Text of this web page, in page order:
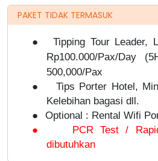
PAKET TIDAK TERMASUK
●
Tipping Tour Leader,
Rp100.000/Pax/Day
500,000/Pax
●
Tips Porter Hotel,
Kelebihan bagasi dll.
●
Optional : Rental Wifi
●
PCR Test /
dibutuhkan